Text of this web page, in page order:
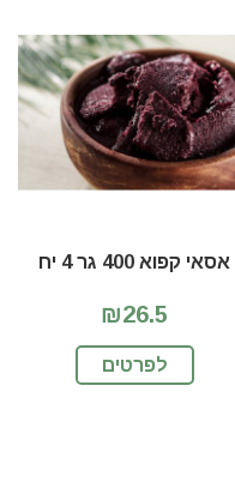
אסאי קפוא 400 גר 4 יח
₪26.5
לפרטים